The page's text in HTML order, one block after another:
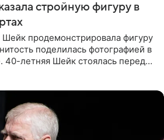
стройную фигуру в
продемонстрировала фигуру
поделилась фотографией в
40-летняя Шейк стоялась перед